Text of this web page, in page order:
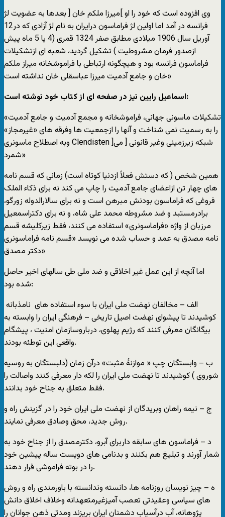
وی افزوده است که خود را او ]میرزا ملکم خان [ بعدها به عضویت لژ
فرانسه در آمد اما اولین لژ فراماسون درایران به نام لژ آزادی که در12
آوریل سال 1906 میلادی مطابق صفر 1324 قمری (4 یا 5 ماه پیش
ازصدور فرمان مشروطیت ) تشکیل گردید، شعبه ای ازتشکیلات
فراماسون فرانسه بود و هیچگونه ارتباطی با فراموشخانه میراز ملکم
خان و جامع آدمیت میرزا عباسقلی خان نداشته است»
اسماعیل رایین نیز در صفحه ای از کتاب خود نوشته است:
«تشکیلات ماسونی جهانی، فراموشخانه و مجمع آدمیت و جامع آدمیت
را به رسمیت نمی شناخت و آنها را ازجمعیت ها وفرقه های «غیرمجاز»
وبه اصطلاح ماسونری Clendisten ]شبکه زیرزمینی وغیر قانونی [ می
شمرد»
همین شخص ( که دستش فعلاً ازدنیا کوتاه است) زمانی که قسم نامه
های چهار تن ازاعضای جامع آدمیت را چاپ می کند نه برای ذکاء الملک
فروغی که فراماسون بودنش مبرهن است و نه برای سالارالدوله زورگو،
برادرمستبد و ضد مشروطه محمد علی شاه، و نه برای دکتراسمعیل
مرزبان از واژه «فراماسونری» استفاده می کنند، فقط زیرکلیشه قسم
نامه مصدق به عمد و حساب شده می نویسد «قسم نامه فراماسونری
دکتر مصدق»
اما آنچه از این عمل غیر اخلاقی و ضد ملی طی سالهای اخیر حاصل
شده بود:
الف – مخالفان نهضت ملی ایران با سوء استفاده های ‏ نامذبانه ‏
کوشیدند تا پیشوای نهضت اصیل تاریخی – فرهنگی ایران را وابسته به
بیگانگان معرفی کنند که رژیم پهلوی، درباروسازمان امنیت ، پیشگام
واقعی این توطئه بودند.
ب – وابستگان چپ « موازنۀ مثبت» درآن زمان (دلبستگان به روسیه
شوروی ) کوشیدند تا نهضت ملی ایران را لکه دار معرفی کنند واصالت را
فقط متعلق به جناح خود بدانند.
ج – نیمه راهان وبریدگان از نهضت ملی ایران خود را در گزینش راه و
روش جدید، محق وصادق معرفی نمایند.
د – فراماسون های سابقه داربرای آبرو، دکترمصدق را از جناح خود به
شمار آورند و تبلیغ هم بکنند و بدنامی های دویست ساله پیشین خود
را در بوته فراموشی قرار دهند.
ه – چیز نویسان روزنامه ها، دانسته وندانسته با باورمندی راه و روش
های سیاسی وعقیدتی تعصب آمیزغیرمتعهدانه وخلاف اخلاق دانش
پژوهانه، آب درآسیاب دشمنان ایران بریزند ومدتی ذهن جوانان را